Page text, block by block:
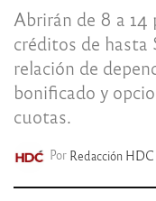
Abrirán de 8 a 14
créditos de
relación de
bonificado y
cuotas.
Por Redacción HDC